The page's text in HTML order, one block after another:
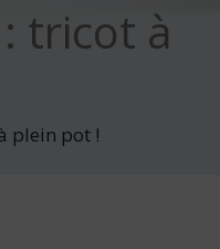
tricot à
plein pot !